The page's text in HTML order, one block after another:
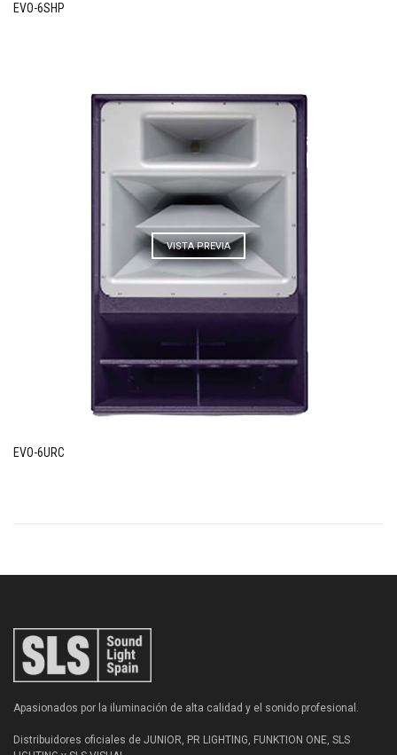
EVO-6SHP
VISTA PREVIA
EVO-6URC
Apasionados por la iluminación de alta calidad y el sonido profesional.
Distribuidores oficiales de JUNIOR, PR LIGHTING, FUNKTION ONE, SLS